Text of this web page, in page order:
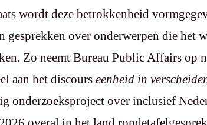
wordt deze betrokkenheid
gesprekken over onderwerpen die het
Zo neemt Bureau Public Affairs op
aan het discours eenheid in
onderzoeksproject over inclusief